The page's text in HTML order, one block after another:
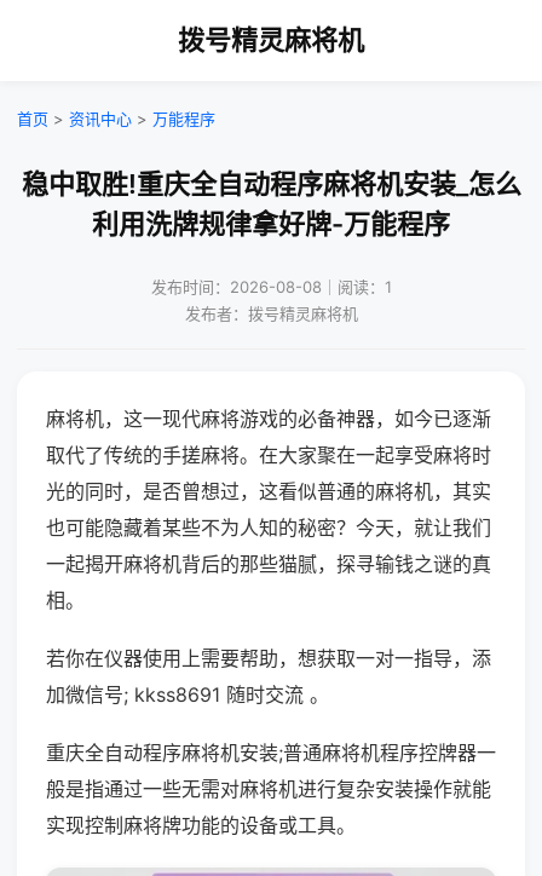
拨号精灵麻将机
首页 > 资讯中心 > 万能程序
稳中取胜!重庆全自动程序麻将机安装_怎么
利用洗牌规律拿好牌-万能程序
发布时间：2026-08-08｜阅读：1
发布者：拨号精灵麻将机
麻将机，这一现代麻将游戏的必备神器，如今已逐渐
取代了传统的手搓麻将。在大家聚在一起享受麻将时
光的同时，是否曾想过，这看似普通的麻将机，其实
也可能隐藏着某些不为人知的秘密？今天，就让我们
一起揭开麻将机背后的那些猫腻，探寻输钱之谜的真
相。
若你在仪器使用上需要帮助，想获取一对一指导，添
加微信号; kkss8691 随时交流 。
重庆全自动程序麻将机安装;普通麻将机程序控牌器一
般是指通过一些无需对麻将机进行复杂安装操作就能
实现控制麻将牌功能的设备或工具。